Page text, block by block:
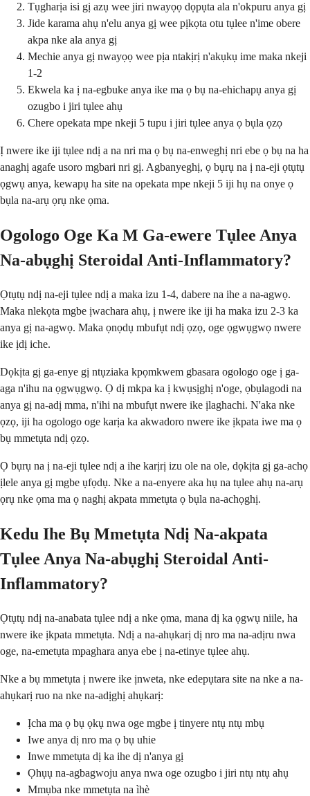
Tụgharịa isi gị azụ wee jiri nwayọọ dọpụta ala n'okpuru anya gị
Jide karama ahụ n'elu anya gị wee pịkọta otu tụlee n'ime obere
akpa nke ala anya gị
Mechie anya gị nwayọọ wee pịa ntakịrị n'akụkụ ime maka nkeji
1-2
Ekwela ka ị na-egbuke anya ike ma ọ bụ na-ehichapụ anya gị
ozugbo i jiri tụlee ahụ
Chere opekata mpe nkeji 5 tupu i jiri tụlee anya ọ bụla ọzọ
Ị nwere ike iji tụlee ndị a na nri ma ọ bụ na-enweghị nri ebe ọ bụ na ha
anaghị agafe usoro mgbari nri gị. Agbanyeghị, ọ bụrụ na ị na-eji ọtụtụ
ọgwụ anya, kewapụ ha site na opekata mpe nkeji 5 iji hụ na onye ọ
bụla na-arụ ọrụ nke ọma.
Ogologo Oge Ka M Ga-ewere Tụlee Anya
Na-abụghị Steroidal Anti-Inflammatory?
Ọtụtụ ndị na-eji tụlee ndị a maka izu 1-4, dabere na ihe a na-agwọ.
Maka nlekọta mgbe ịwachara ahụ, ị nwere ike iji ha maka izu 2-3 ka
anya gị na-agwọ. Maka ọnọdụ mbufụt ndị ọzọ, oge ọgwụgwọ nwere
ike ịdị iche.
Dọkịta gị ga-enye gị ntụziaka kpọmkwem gbasara ogologo oge ị ga-
aga n'ihu na ọgwụgwọ. Ọ dị mkpa ka ị kwụsịghị n'oge, ọbụlagodi na
anya gị na-adị mma, n'ihi na mbufụt nwere ike ịlaghachi. N'aka nke
ọzọ, iji ha ogologo oge karịa ka akwadoro nwere ike ịkpata iwe ma ọ
bụ mmetụta ndị ọzọ.
Ọ bụrụ na ị na-eji tụlee ndị a ihe karịrị izu ole na ole, dọkịta gị ga-achọ
ịlele anya gị mgbe ụfọdụ. Nke a na-enyere aka hụ na tụlee ahụ na-arụ
ọrụ nke ọma ma ọ naghị akpata mmetụta ọ bụla na-achọghị.
Kedu Ihe Bụ Mmetụta Ndị Na-akpata
Tụlee Anya Na-abụghị Steroidal Anti-
Inflammatory?
Ọtụtụ ndị na-anabata tụlee ndị a nke ọma, mana dị ka ọgwụ niile, ha
nwere ike ịkpata mmetụta. Ndị a na-ahụkarị dị nro ma na-adịru nwa
oge, na-emetụta mpaghara anya ebe ị na-etinye tụlee ahụ.
Nke a bụ mmetụta ị nwere ike ịnweta, nke edepụtara site na nke a na-
ahụkarị ruo na nke na-adịghị ahụkarị:
Ịcha ma ọ bụ ọkụ nwa oge mgbe ị tinyere ntụ ntụ mbụ
Iwe anya dị nro ma ọ bụ uhie
Inwe mmetụta dị ka ihe dị n'anya gị
Ọhụụ na-agbagwoju anya nwa oge ozugbo i jiri ntụ ntụ ahụ
Mmụba nke mmetụta na ìhè